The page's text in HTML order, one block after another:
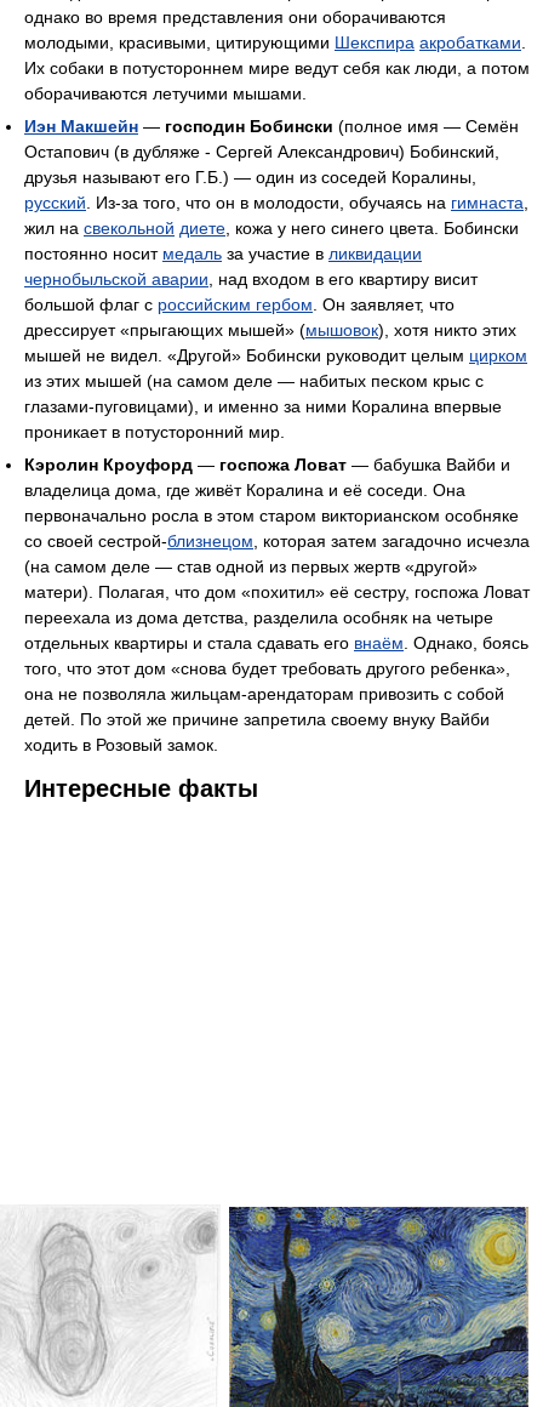
однако во время представления они оборачиваются
молодыми, красивыми, цитирующими Шекспира акробатками
Их собаки в потустороннем мире ведут себя как люди, а потом
оборачиваются летучими мышами.
Иэн Макшейн — господин Бобински (полное имя — Семён
Остапович (в дубляже - Сергей Александрович) Бобинский,
друзья называют его Г.Б.) — один из соседей Коралины,
русский . Из-за того, что он в молодости, обучаясь на гимнаста
жил на свекольной диете , кожа у него синего цвета. Бобински
постоянно носит медаль за участие в ликвидации
чернобыльской аварии , над входом в его квартиру висит
большой флаг с российским гербом . Он заявляет, что
дрессирует «прыгающих мышей» (мышовок), хотя никто этих
мышей не видел. «Другой» Бобински руководит целым цирком
из этих мышей (на самом деле — набитых песком крыс с
глазами-пуговицами), и именно за ними Коралина впервые
проникает в потусторонний мир.
Кэролин Кроуфорд — госпожа Ловат — бабушка Вайби и
владелица дома, где живёт Коралина и её соседи. Она
первоначально росла в этом старом викторианском особняке
со своей сестрой-близнецом , которая затем загадочно исчезла
(на самом деле — став одной из первых жертв «другой»
матери). Полагая, что дом «похитил» её сестру, госпожа Ловат
переехала из дома детства, разделила особняк на четыре
отдельных квартиры и стала сдавать его внаём . Однако, боясь
того, что этот дом «снова будет требовать другого ребенка»,
она не позволяла жильцам-арендаторам привозить с собой
детей. По этой же причине запретила своему внуку Вайби
ходить в Розовый замок.
Интересные факты